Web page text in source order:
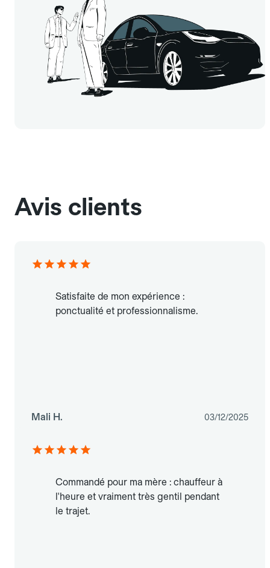
Avis clients
Satisfaite de mon expérience :
ponctualité et professionnalisme.
Mali H. 03/12/2025
Commandé pour ma mère : chauffeur à
l'heure et vraiment très gentil pendant
le trajet.